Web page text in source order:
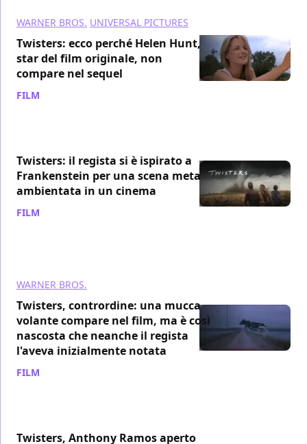
WARNER BROS. UNIVERSAL PICTURES
Twisters: ecco perché Helen Hunt,
star del film originale, non
compare nel sequel
FILM
Twisters: il regista si è ispirato a
Frankenstein per una scena meta
ambientata in un cinema
FILM
WARNER BROS.
Twisters, contrordine: una mucca
volante compare nel film, ma è così
nascosta che neanche il regista
l'aveva inizialmente notata
FILM
Twisters, Anthony Ramos aperto